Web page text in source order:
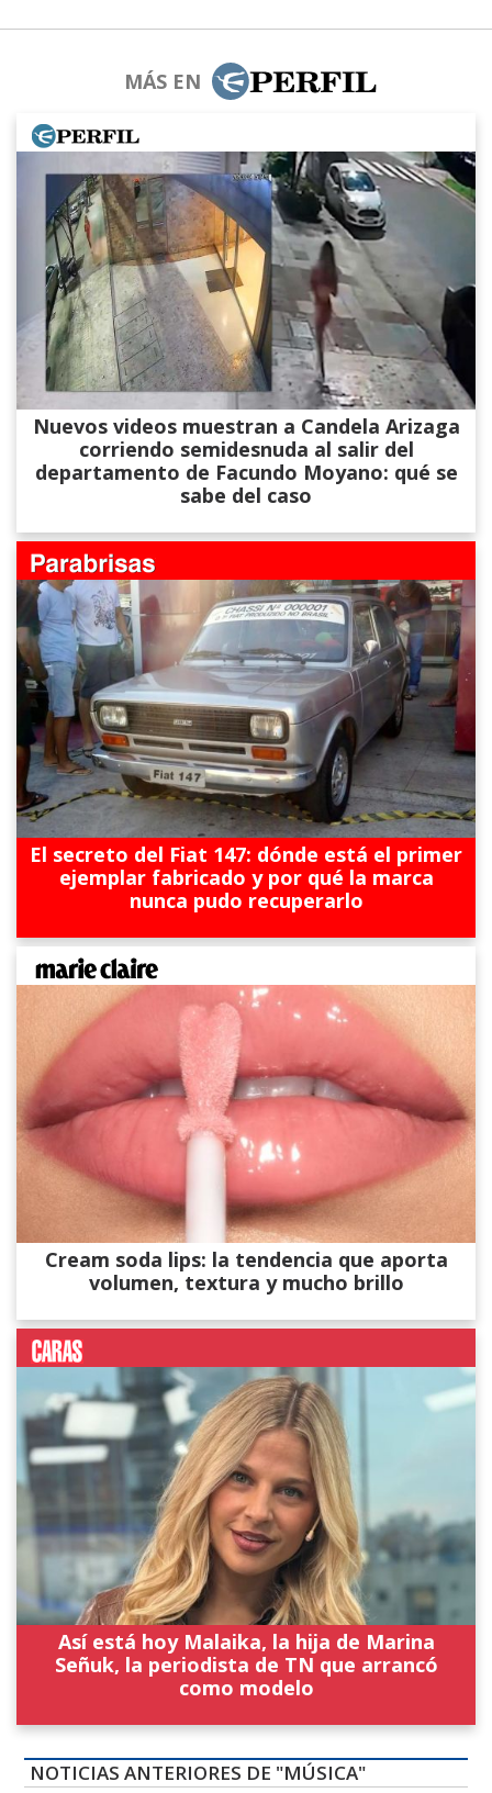
MÁS EN
Nuevos videos muestran a Candela Arizaga
corriendo semidesnuda al salir del
departamento de Facundo Moyano: qué se
sabe del caso
El secreto del Fiat 147: dónde está el primer
ejemplar fabricado y por qué la marca
nunca pudo recuperarlo
Cream soda lips: la tendencia que aporta
volumen, textura y mucho brillo
Así está hoy Malaika, la hija de Marina
Señuk, la periodista de TN que arrancó
como modelo
NOTICIAS ANTERIORES DE "MÚSICA"